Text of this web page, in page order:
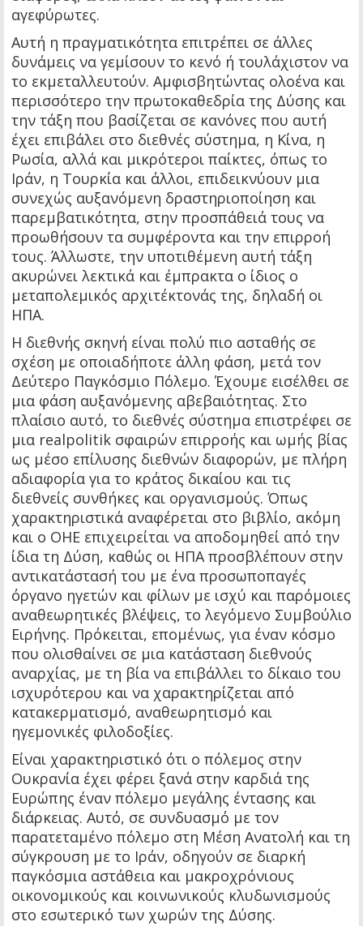
αγεφύρωτες.
Αυτή η πραγματικότητα επιτρέπει σε άλλες
δυνάμεις να γεμίσουν το κενό ή τουλάχιστον να
το εκμεταλλευτούν. Αμφισβητώντας ολοένα και
περισσότερο την πρωτοκαθεδρία της Δύσης και
την τάξη που βασίζεται σε κανόνες που αυτή
έχει επιβάλει στο διεθνές σύστημα, η Κίνα, η
Ρωσία, αλλά και μικρότεροι παίκτες, όπως το
Ιράν, η Τουρκία και άλλοι, επιδεικνύουν μια
συνεχώς αυξανόμενη δραστηριοποίηση και
παρεμβατικότητα, στην προσπάθειά τους να
προωθήσουν τα συμφέροντα και την επιρροή
τους. Άλλωστε, την υποτιθέμενη αυτή τάξη
ακυρώνει λεκτικά και έμπρακτα ο ίδιος ο
μεταπολεμικός αρχιτέκτονάς της, δηλαδή οι
ΗΠΑ.
Η διεθνής σκηνή είναι πολύ πιο ασταθής σε
σχέση με οποιαδήποτε άλλη φάση, μετά τον
Δεύτερο Παγκόσμιο Πόλεμο. Έχουμε εισέλθει σε
μια φάση αυξανόμενης αβεβαιότητας. Στο
πλαίσιο αυτό, το διεθνές σύστημα επιστρέφει σε
μια realpolitik σφαιρών επιρροής και ωμής βίας
ως μέσο επίλυσης διεθνών διαφορών, με πλήρη
αδιαφορία για το κράτος δικαίου και τις
διεθνείς συνθήκες και οργανισμούς. Όπως
χαρακτηριστικά αναφέρεται στο βιβλίο, ακόμη
και ο ΟΗΕ επιχειρείται να αποδομηθεί από την
ίδια τη Δύση, καθώς οι ΗΠΑ προσβλέπουν στην
αντικατάστασή του με ένα προσωποπαγές
όργανο ηγετών και φίλων με ισχύ και παρόμοιες
αναθεωρητικές βλέψεις, το λεγόμενο Συμβούλιο
Ειρήνης. Πρόκειται, επομένως, για έναν κόσμο
που ολισθαίνει σε μια κατάσταση διεθνούς
αναρχίας, με τη βία να επιβάλλει το δίκαιο του
ισχυρότερου και να χαρακτηρίζεται από
κατακερματισμό, αναθεωρητισμό και
ηγεμονικές φιλοδοξίες.
Είναι χαρακτηριστικό ότι ο πόλεμος στην
Ουκρανία έχει φέρει ξανά στην καρδιά της
Ευρώπης έναν πόλεμο μεγάλης έντασης και
διάρκειας. Αυτό, σε συνδυασμό με τον
παρατεταμένο πόλεμο στη Μέση Ανατολή και τη
σύγκρουση με το Ιράν, οδηγούν σε διαρκή
παγκόσμια αστάθεια και μακροχρόνιους
οικονομικούς και κοινωνικούς κλυδωνισμούς
στο εσωτερικό των χωρών της Δύσης.